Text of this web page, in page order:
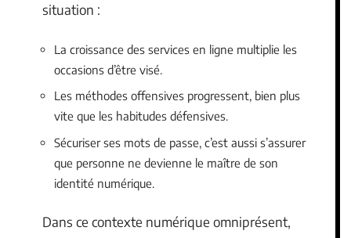
situation :
La croissance des services en ligne multiplie les
occasions d’être visé.
Les méthodes offensives progressent, bien plus
vite que les habitudes défensives.
Sécuriser ses mots de passe, c’est aussi s’assurer
que personne ne devienne le maître de son
identité numérique.
Dans ce contexte numérique omniprésent,